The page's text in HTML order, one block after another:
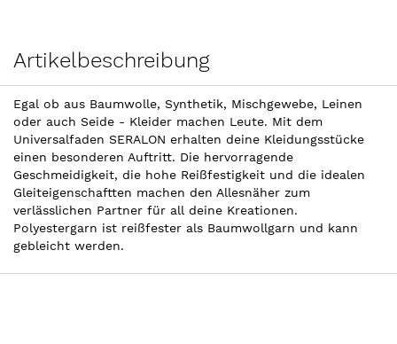
Artikelbeschreibung
Egal ob aus Baumwolle, Synthetik, Mischgewebe, Leinen
oder auch Seide - Kleider machen Leute. Mit dem
Universalfaden SERALON erhalten deine Kleidungsstücke
einen besonderen Auftritt. Die hervorragende
Geschmeidigkeit, die hohe Reißfestigkeit und die idealen
Gleiteigenschaftten machen den Allesnäher zum
verlässlichen Partner für all deine Kreationen.
Polyestergarn ist reißfester als Baumwollgarn und kann
gebleicht werden.